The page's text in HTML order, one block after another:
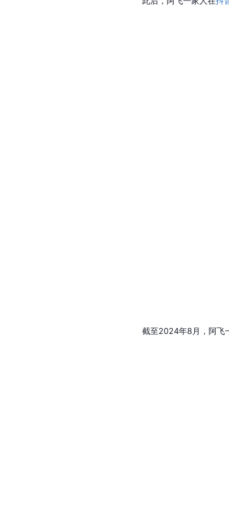
截至2024年8月，阿飞